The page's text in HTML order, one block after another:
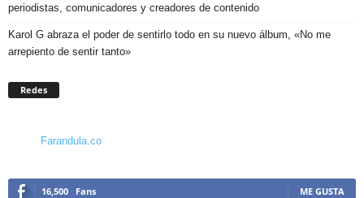
periodistas, comunicadores y creadores de contenido
Karol G abraza el poder de sentirlo todo en su nuevo álbum, «No me
arrepiento de sentir tanto»
Redes
Farandula.co
16,500 Fans ME GUSTA